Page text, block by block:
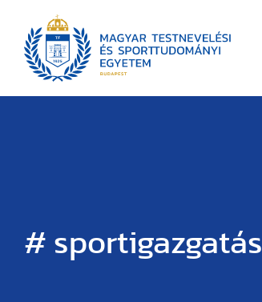
# sportigazgatás